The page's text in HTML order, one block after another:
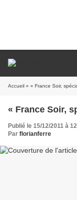
Accueil » « France Soir,
« France Soir,
Publié le 15/12/2011 à
Par florianferre